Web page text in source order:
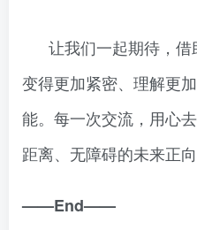
让我们一起期待，
变得更加紧密、理解更
能。每一次交流，用心
距离、无障碍的未来正向
——End——